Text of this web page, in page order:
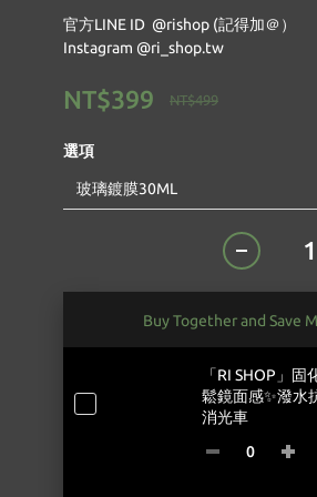
官方LINE ID  @rishop (記得加＠）
Instagram @ri_shop.tw
NT$499
NT$399
選項
Buy Together and Save
「RI SHOP」
鬆鏡面感✨潑水
消光車